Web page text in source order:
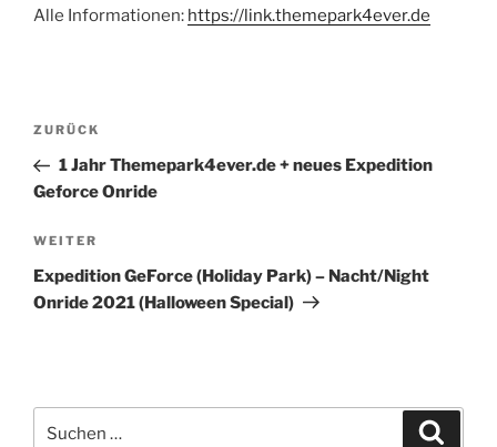
Alle Informationen: https://link.themepark4ever.de
Beitragsnavigation
Vorheriger
Beitrag
ZURÜCK
1 Jahr Themepark4ever.de + neues Expedition
Geforce Onride
Nächster
Beitrag
WEITER
Expedition GeForce (Holiday Park) – Nacht/Night
Onride 2021 (Halloween Special)